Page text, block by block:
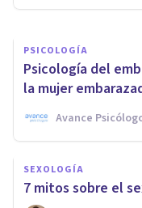
PSICOLOGÍA
Psicología del
la mujer
Avance
SEXOLOGÍA
7 mitos sobre el